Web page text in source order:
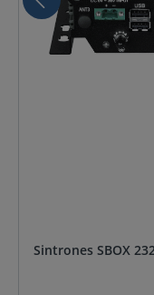
Sintrones SBOX